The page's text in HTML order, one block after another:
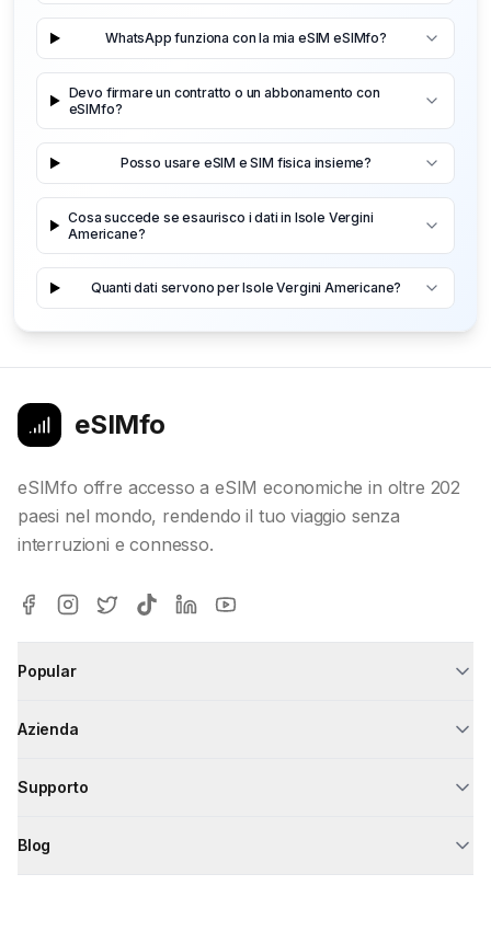
WhatsApp funziona con la mia eSIM eSIMfo?
Devo firmare un contratto o un abbonamento con
eSIMfo?
Posso usare eSIM e SIM fisica insieme?
Cosa succede se esaurisco i dati in Isole Vergini
Americane?
Quanti dati servono per Isole Vergini Americane?
eSIMfo
eSIMfo offre accesso a eSIM economiche in oltre 202
paesi nel mondo, rendendo il tuo viaggio senza
interruzioni e connesso.
Popular
Azienda
Supporto
Blog